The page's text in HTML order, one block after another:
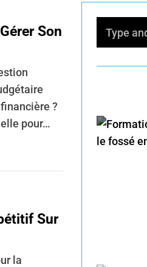
Son
?
pour…
Sur
la
f
o